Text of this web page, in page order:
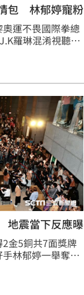
包 林郁婷寵粉
運不畏國際拳總
羅琳混淆視聽輿
「台灣女兒」，
場更有狂粉帶著
又喜，但「寵粉
們的需求，不過
再次強調，希望
地震當下反應曝
金5銅共7面獎牌
林郁婷一舉奪金
會，就邀請包括